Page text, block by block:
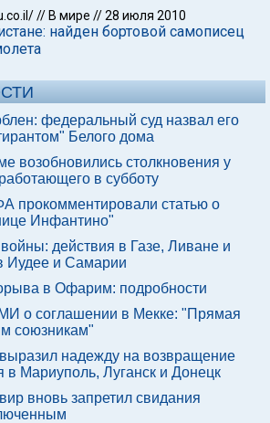
// В мире //28 июля 2010
найден бортовой самописец
федеральный суд назвал его
Белого дома
возобновились столкновения у
в субботу
прокомментировали статью о
Инфантино"
действия в Газе, Ливане и
Иудее и Самарии
в Офарим: подробности
о соглашении в Мекке: "Прямая
союзникам"
надежду на возвращение
в Мариуполь, Луганск и Донецк
вновь запретил свидания